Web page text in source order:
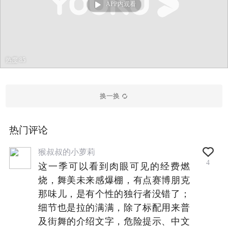
APP内观看
热度 85
换一换
热门评论
猴叔叔的小萝莉
这一季可以看到肉眼可见的经费燃
烧，舞美未来感爆棚，有点赛博朋克
那味儿，是有个性的独行者没错了；
细节也是拉的满满，除了标配用来普
及街舞的介绍文字，危险提示、中文
4